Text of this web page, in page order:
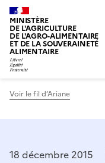
MINISTÈRE
DE L'AGRICULTURE
DE L'AGRO-ALIMENTAIRE
ET DE LA SOUVERAINETÉ
ALIMENTAIRE
Voir le fil d’Ariane
18 décembre 2015